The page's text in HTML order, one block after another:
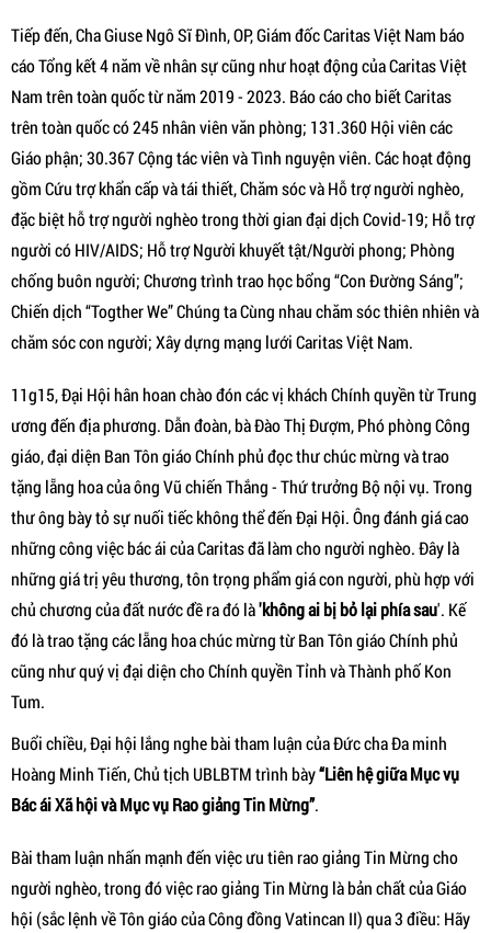
Tiếp đến, Cha Giuse Ngô Sĩ Đình, OP, Giám đốc Caritas Việt Nam báo
cáo Tổng kết 4 năm về nhân sự cũng như hoạt động của Caritas Việt
Nam trên toàn quốc từ năm 2019 - 2023. Báo cáo cho biết Caritas
trên toàn quốc có 245 nhân viên văn phòng; 131.360 Hội viên các
Giáo phận; 30.367 Cộng tác viên và Tình nguyện viên. Các hoạt động
gồm Cứu trợ khẩn cấp và tái thiết, Chăm sóc và Hỗ trợ người nghèo,
đặc biệt hỗ trợ người nghèo trong thời gian đại dịch Covid-19; Hỗ trợ
người có HIV/AIDS; Hỗ trợ Người khuyết tật/Người phong; Phòng
chống buôn người; Chương trình trao học bổng “Con Đường Sáng”;
Chiến dịch “Togther We” Chúng ta Cùng nhau chăm sóc thiên nhiên và
chăm sóc con người; Xây dựng mạng lưới Caritas Việt Nam.
11g15, Đại Hội hân hoan chào đón các vị khách Chính quyền từ Trung
ương đến địa phương. Dẫn đoàn, bà Đào Thị Đượm, Phó phòng Công
giáo, đại diện Ban Tôn giáo Chính phủ đọc thư chúc mừng và trao
tặng lẵng hoa của ông Vũ chiến Thắng - Thứ trưởng Bộ nội vụ. Trong
thư ông bày tỏ sự nuối tiếc không thể đến Đại Hội. Ông đánh giá cao
những công việc bác ái của Caritas đã làm cho người nghèo. Đây là
những giá trị yêu thương, tôn trọng phẩm giá con người, phù hợp với
chủ chương của đất nước đề ra đó là'không ai bị bỏ lại phía sau'. Kế
đó là trao tặng các lẵng hoa chúc mừng từ Ban Tôn giáo Chính phủ
cũng như quý vị đại diện cho Chính quyền Tỉnh và Thành phố Kon
Tum.
Buổi chiều, Đại hội lắng nghe bài tham luận của Đức cha Đa minh
Hoàng Minh Tiến, Chủ tịch UBLBTM trình bày“Liên hệ giữa Mục vụ
Bác ái Xã hội và Mục vụ Rao giảng Tin Mừng”.
Bài tham luận nhấn mạnh đến việc ưu tiên rao giảng Tin Mừng cho
người nghèo, trong đó việc rao giảng Tin Mừng là bản chất của Giáo
hội (sắc lệnh về Tôn giáo của Công đồng Vatincan II) qua 3 điều: Hãy